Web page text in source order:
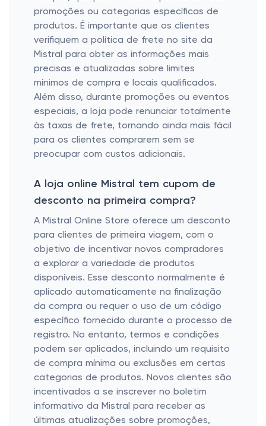
promoções ou categorias específicas de
produtos. É importante que os clientes
verifiquem a política de frete no site da
Mistral para obter as informações mais
precisas e atualizadas sobre limites
mínimos de compra e locais qualificados.
Além disso, durante promoções ou eventos
especiais, a loja pode renunciar totalmente
às taxas de frete, tornando ainda mais fácil
para os clientes comprarem sem se
preocupar com custos adicionais.
A loja online Mistral tem cupom de
desconto na primeira compra?
A Mistral Online Store oferece um desconto
para clientes de primeira viagem, com o
objetivo de incentivar novos compradores
a explorar a variedade de produtos
disponíveis. Esse desconto normalmente é
aplicado automaticamente na finalização
da compra ou requer o uso de um código
específico fornecido durante o processo de
registro. No entanto, termos e condições
podem ser aplicados, incluindo um requisito
de compra mínima ou exclusões em certas
categorias de produtos. Novos clientes são
incentivados a se inscrever no boletim
informativo da Mistral para receber as
últimas atualizações sobre promoções,